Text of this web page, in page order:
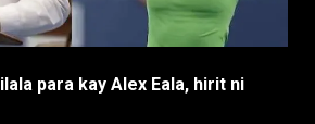
para kay Alex Eala, hirit ni